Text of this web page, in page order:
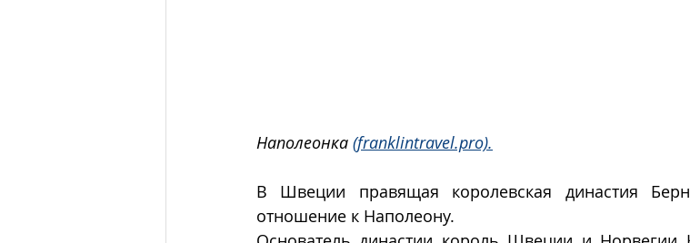
Наполеонка (franklintravel.pro).
В Швеции правящая королевская династия
отношение к Наполеону.